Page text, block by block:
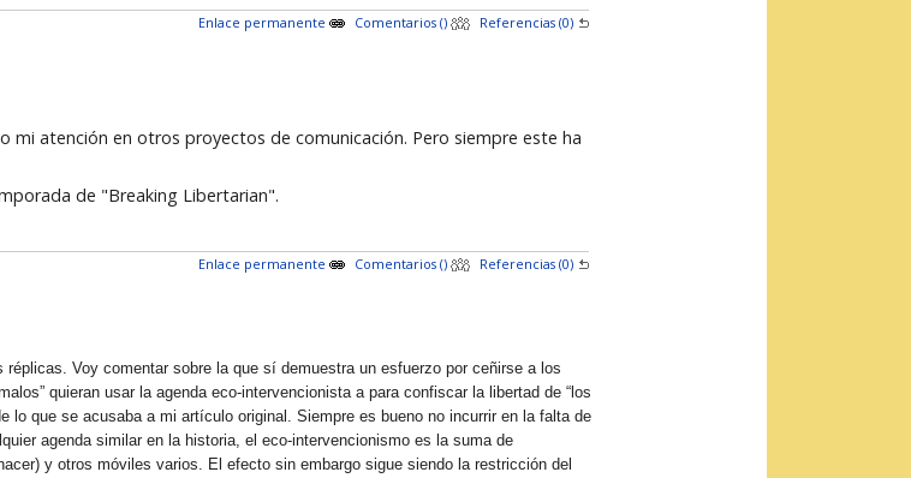
Enlace permanente Comentarios () Referencias (0)
atención en otros proyectos de comunicación. Pero siempre este ha
de "Breaking Libertarian".
Enlace permanente Comentarios () Referencias (0)
réplicas. Voy comentar sobre la que sí demuestra un esfuerzo por ceñirse a los
quieran usar la agenda eco-intervencionista a para confiscar la libertad de “los
lo que se acusaba a mi artículo original. Siempre es bueno no incurrir en la falta de
agenda similar en la historia, el eco-intervencionismo es la suma de
y otros móviles varios. El efecto sin embargo sigue siendo la restricción del